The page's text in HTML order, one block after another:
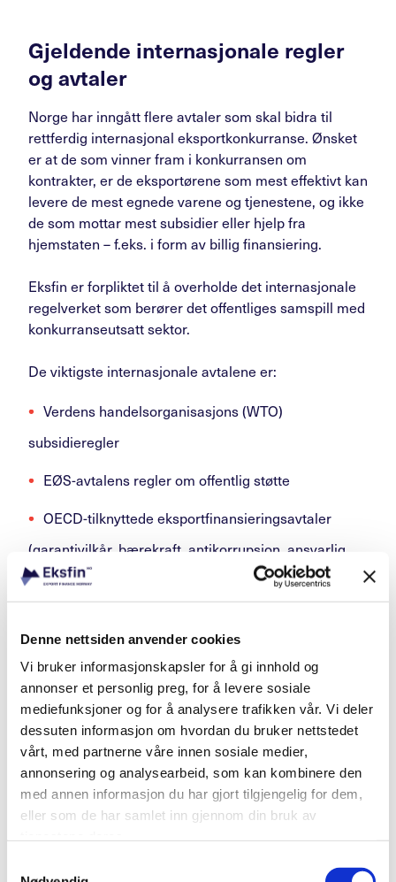
Denne nettsiden anvender cookies
Vi bruker informasjonskapsler for å gi innhold og
annonser et personlig preg, for å levere sosiale
mediefunksjoner og for å analysere trafikken vår. Vi deler
dessuten informasjon om hvordan du bruker nettstedet
vårt, med partnerne våre innen sosiale medier,
annonsering og analysearbeid, som kan kombinere den
med annen informasjon du har gjort tilgjengelig for dem,
eller som de har samlet inn gjennom din bruk av
Gjeldende internasjonale regler
og avtaler
Norge har inngått flere avtaler som skal bidra til
rettferdig internasjonal eksportkonkurranse. Ønsket
er at de som vinner fram i konkurransen om
kontrakter, er de eksportørene som mest effektivt kan
levere de mest egnede varene og tjenestene, og ikke
de som mottar mest subsidier eller hjelp fra
hjemstaten – f.eks. i form av billig finansiering.
Eksfin er forpliktet til å overholde det internasjonale
regelverket som berører det offentliges samspill med
konkurranseutsatt sektor.
De viktigste internasjonale avtalene er:
Verdens handelsorganisasjons (WTO)
subsidieregler
EØS-avtalens regler om offentlig støtte
OECD-tilknyttede eksportfinansieringsavtaler
(garantivilkår, bærekraft, antikorrupsjon, ansvarlig
långiving m.v. )
Informasjonsutveksling,
samarbeid og regelutvikling
Eksfin har søsterorganisasjoner over hele verden –
såkalte ECAer (Export Credit Agencies). Gjennom
vårt internasjonale nettverk, deltakelse i en rekke
forum og samarbeid i enkelttransaksjoner, får vi
innblikk i trender og i hvordan andre ECAer
implementerer regler, tolker prinsipper og utvikler
sine produktspektre.